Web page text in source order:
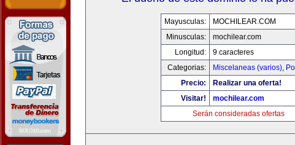
Mayusculas:
MOCHILEAR.COM
Minusculas:
mochilear.com
Longitud:
9 caracteres
Categorias:
Miscelaneas (varios),
Precio:
Realizar una oferta!
Visitar!
mochilear.com
Serán consideradas ofertas